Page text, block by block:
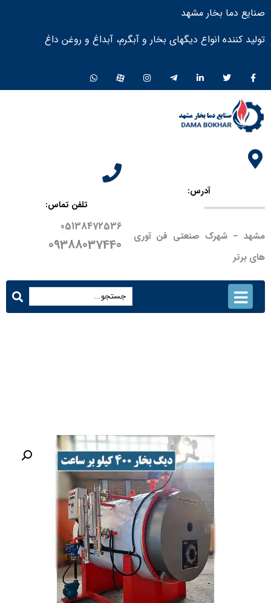
صنایع دما بخار مشهد
تولید کننده انواع دیگهای بخار و آبگرم، آبداغ و روغن داغ ​
آدرس:
مشهد – شهرک صنعتی فن آوری
های برتر
تلفن تماس:
05138472536
09388037440
دیگ بخار 400 کیلو بر ساعت